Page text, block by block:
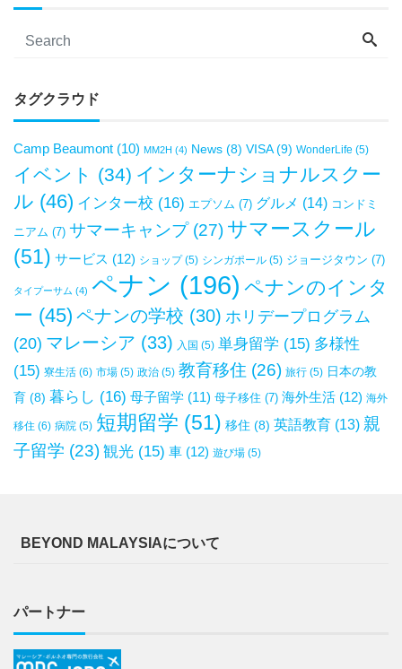
タグクラウド
Camp Beaumont (10) MM2H (4) News (8) VISA(9) WonderLife (5)
イベント (34) インターナショナルスクー
ル (46) インター校 (16) エプソム (7) グルメ (14) コンドミ
ニアム (7) サマーキャンプ(27) サマースクール
(51) サービス (12) ショップ(5) シンガポール (5) ジョージタウン (7)
タイプーサム (4) ペナン (196) ペナンのインタ
ー (45) ペナンの学校 (30) ホリデープログラム
(20) マレーシア (33) 入国 (5) 単身留学 (15) 多様性
(15) 寮生活 (6) 市場 (5) 政治 (5) 教育移住 (26) 旅行 (5) 日本の教
育 (8) 暮らし (16) 母子留学 (11) 母子移住 (7) 海外生活 (12) 海外
移住 (6) 病院 (5) 短期留学 (51) 移住 (8) 英語教育 (13) 親
子留学 (23) 観光 (15) 車 (12) 遊び場 (5)
BEYOND MALAYSIAについて
パートナー